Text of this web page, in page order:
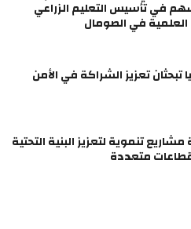
في تأسيس التعليم الزراعي
في الصومال
تبحثان تعزيز الشراكة في الأمن
تنموية لتعزيز البنية التحتية
متعددة